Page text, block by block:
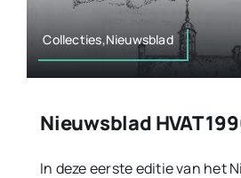
Collecties,Nieuwsblad
Nieuwsblad HVAT
In deze eerste editie van het